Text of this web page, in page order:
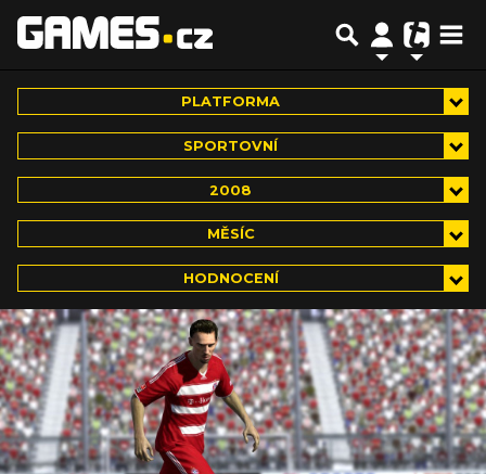
PLATFORMA
SPORTOVNÍ
2008
MĚSÍC
HODNOCENÍ